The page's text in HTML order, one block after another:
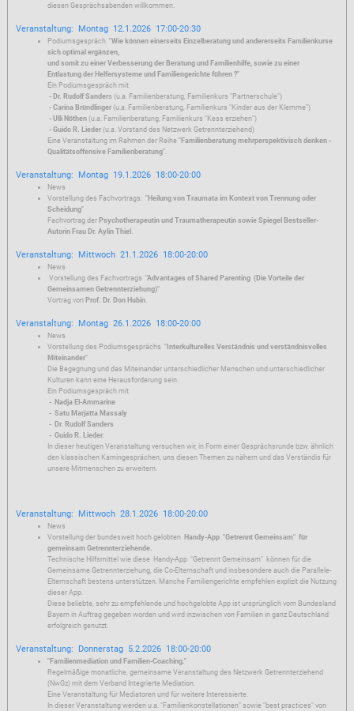
diesen Gesprächsabenden willkommen.
Veranstaltung: Montag 12.1.2026 17:00-20:30
Podiumsgespräch "Wie können einerseits Einzelberatung und andererseits Familienkurse
sich optimal ergänzen,
und somit zu einer Verbesserung der Beratung und Familienhilfe, sowie zu einer
Entlastung der Helfersysteme und Familiengerichte führen ?"
Ein Podiumsgespräch mit
- Dr. Rudolf Sanders (u.a. Familienberatung, Familienkurs "Partnerschule")
- Carina Bründlinger (u.a. Familienberatung, Familienkurs "Kinder aus der Klemme")
- Ulli Nöthen (u.a. Familienberatung, Familienkurs "Kess erziehen")
- Guido R. Lieder (u.a. Vorstand des Netzwerk Getrennterziehend)
Eine Veranstaltung im Rahmen der Reihe "Familienberatung mehrperspektivisch denken -
Qualitätsoffensive Familienberatung".
Veranstaltung: Montag 19.1.2026 18:00-20:00
News
Vorstellung des Fachvortrags: "Heilung von Traumata im Kontext von Trennung oder
Scheidung"
Fachvortrag der Psychotherapeutin und Traumatherapeutin sowie Spiegel Bestseller-
Autorin Frau Dr. Aylin Thiel .
Veranstaltung: Mittwoch 21.1.2026 18:00-20:00
News
Vorstellung des Fachvortrags "Advantages of Shared Parenting (Die Vorteile der
Gemeinsamen Getrennterziehung)"
Vortrag von Prof. Dr. Don Hubin.
Veranstaltung: Montag 26.1.2026 18:00-20:00
News
Vorstellung des Podiumsgesprächs "Interkulturelles Verständnis und verständnisvolles
Miteinander"
Die Begegnung und das Miteinander unterschiedlicher Menschen und unterschiedlicher
Kulturen kann eine Herausforderung sein.
Ein Podiumsgespräch mit
- Nadja El-Ammarine
- Satu Marjatta Massaly
- Dr. Rudolf Sanders
- Guido R. Lieder.
In dieser heutigen Veranstaltung versuchen wir, in Form einer Gesprächsrunde bzw. ähnlich
den klassischen Kamingesprächen, uns diesen Themen zu nähern und das Verständis für
unsere Mitmenschen zu erweitern.
Veranstaltung: Mittwoch 28.1.2026 18:00-20:00
News
Vorstellung der bundesweit hoch gelobten Handy-App "Getrennt Gemeinsam" für
gemeinsam Getrennterziehende.
Technische Hilfsmittel wie diese Handy-App "Getrennt Gemeinsam" können für die
Gemeinsame Getrennterziehung, die Co-Elternschaft und insbesondere auch die Parallele-
Elternschaft bestens unterstützen. Manche Familiengerichte empfehlen explizit die Nutzung
dieser App.
Diese beliebte, sehr zu empfehlende und hochgelobte App ist ursprünglich vom Bundesland
Bayern in Auftrag gegeben worden und wird inzwischen von Familien in ganz Deutschland
erfolgreich genutzt.
Veranstaltung: Donnerstag 5.2.2026 18:00-20:00
"Familienmediation und Familien-Coaching."
Regelmäßige monatliche, gemeinsame Veranstaltung des Netzwerk Getrennterziehend
(NwGz) mit dem Verband Integrierte Mediation.
Eine Veranstaltung für Mediatoren und für weitere Interessierte.
In dieser Veranstaltung werden u.a. "Familienkonstellationen" sowie "best practices" von